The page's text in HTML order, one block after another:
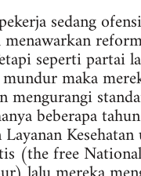
sedang
seperti partai
maka
mengurangi
beberapa
Layanan
(the free